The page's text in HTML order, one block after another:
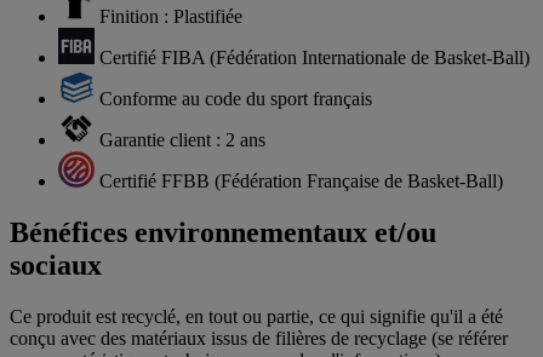
Finition : Plastifiée
Certifié FIBA (Fédération Internationale de Basket-Ball)
Conforme au code du sport français
Garantie client : 2 ans
Certifié FFBB (Fédération Française de Basket-Ball)
Bénéfices environnementaux et/ou
sociaux
Ce produit est recyclé, en tout ou partie, ce qui signifie qu'il a été
conçu avec des matériaux issus de filières de recyclage (se référer